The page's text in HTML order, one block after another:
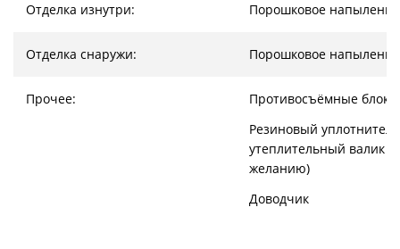
Отделка изнутри: Порошковое напыление
Отделка снаружи: Порошковое напыление
Прочее:
Противосъёмные
Резиновый
утеплительный валик
желанию)
Доводчик